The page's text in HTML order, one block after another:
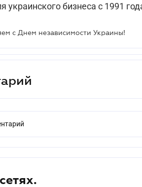
бизнеса с 1991
с Днем независимости Украины!